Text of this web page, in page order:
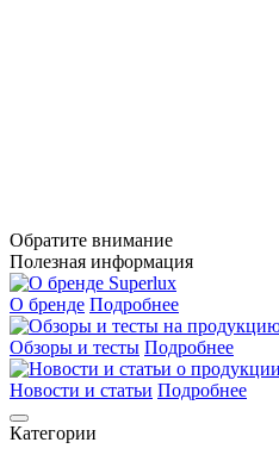
Обратите внимание
Полезная информация
О бренде Подробнее
Обзоры и тесты Подробнее
Новости и статьи Подробнее
Категории